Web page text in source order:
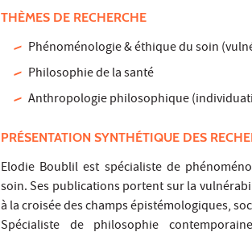
THÈMES DE RECHERCHE
Phénoménologie & éthique du soin
Philosophie de la santé
Anthropologie philosophique
PRÉSENTATION SYNTHÉTIQUE DES
Elodie Boublil est spécialiste de
soin. Ses publications portent sur la
à la croisée des champs épistémologiques,
Spécialiste de philosophie